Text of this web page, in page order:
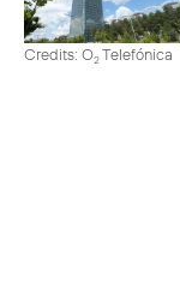
Credits: O2Telefónica